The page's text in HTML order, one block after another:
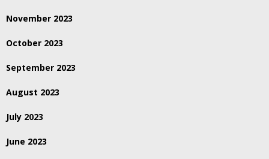
November 2023
October 2023
September 2023
August 2023
July 2023
June 2023